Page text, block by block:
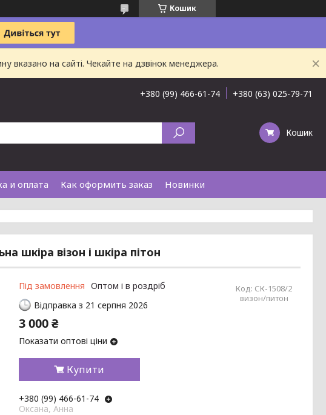
Кошик
вказано на сайті. Чекайте на дзвінок менеджера.
+380 (99) 466-61-74 +380 (63) 025-79-71
Кошик
и оплата Как оформить заказ Новинки
шкіра візон і шкіра пітон
Під замовлення Оптом і в роздріб Код: СК-1508/2
визон/питон
Відправка з 21 серпня 2026
3 000 ₴
Показати оптові ціни
Купити
+380 (99) 466-61-74
Оксана, Анна